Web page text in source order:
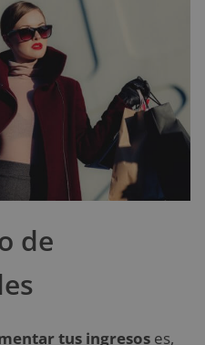
de
tus ingresos es,